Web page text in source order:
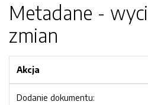
Metadane -
zmian
Akcja
Dodanie dokumentu: